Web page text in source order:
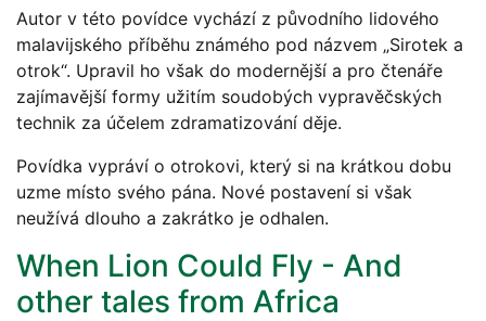
Autor v této povídce vychází z původního lidového
malavijského příběhu známého pod názvem „Sirotek a
otrok“. Upravil ho však do modernější a pro čtenáře
zajímavější formy užitím soudobých vypravěčských
technik za účelem zdramatizování děje.
Povídka vypráví o otrokovi, který si na krátkou dobu
uzme místo svého pána. Nové postavení si však
neužívá dlouho a zakrátko je odhalen.
When Lion Could Fly - And
other tales from Africa